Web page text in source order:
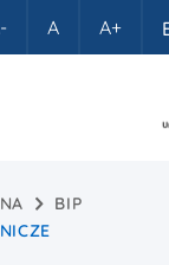
A A+
BIP